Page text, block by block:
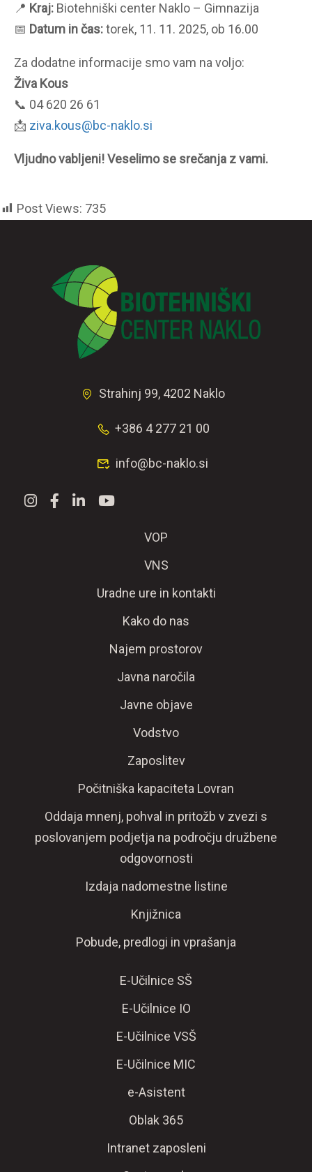
📍 Kraj: Biotehniški center Naklo – Gimnazija
📅 Datum in čas:torek, 11. 11. 2025, ob 16.00
Za dodatne informacije smo vam na voljo:
Živa Kous
📞 04 620 26 61
📩 ziva.kous@bc-naklo.si
Vljudno vabljeni! Veselimo se srečanja z vami.
Post Views: 735
Strahinj 99, 4202 Naklo
+386 4 277 21 00
info@bc-naklo.si
VOP
VNS
Uradne ure in kontakti
Kako do nas
Najem prostorov
Javna naročila
Javne objave
Vodstvo
Zaposlitev
Počitniška kapaciteta Lovran
Oddaja mnenj, pohval in pritožb v zvezi s
poslovanjem podjetja na področju družbene
odgovornosti
Izdaja nadomestne listine
Knjižnica
Pobude, predlogi in vprašanja
E-Učilnice SŠ
E-Učilnice IO
E-Učilnice VSŠ
E-Učilnice MIC
e-Asistent
Oblak 365
Intranet zaposleni